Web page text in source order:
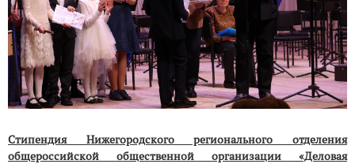
Стипендия Нижегородского регионального отделения
общероссийской общественной организации «Деловая